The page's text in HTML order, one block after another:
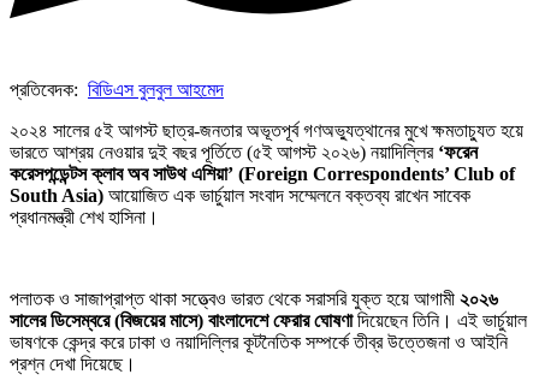
প্রতিবেদক: বিডিএস বুলবুল আহমেদ
২০২৪ সালের ৫ই আগস্ট ছাত্র-জনতার অভূতপূর্ব গণঅভ্যুত্থানের মুখে ক্ষমতাচ্যুত হয়ে
ভারতে আশ্রয় নেওয়ার দুই বছর পূর্তিতে (৫ই আগস্ট ২০২৬) নয়াদিল্লির ‘ফরেন
করেসপন্ডেন্টস ক্লাব অব সাউথ এশিয়া’ (Foreign Correspondents’ Club of
South Asia) আয়োজিত এক ভার্চুয়াল সংবাদ সম্মেলনে বক্তব্য রাখেন সাবেক
প্রধানমন্ত্রী শেখ হাসিনা।
পলাতক ও সাজাপ্রাপ্ত থাকা সত্ত্বেও ভারত থেকে সরাসরি যুক্ত হয়ে আগামী ২০২৬
সালের ডিসেম্বরে (বিজয়ের মাসে) বাংলাদেশে ফেরার ঘোষণাদিয়েছেন তিনি। এই ভার্চুয়াল
ভাষণকে কেন্দ্র করে ঢাকা ও নয়াদিল্লির কূটনৈতিক সম্পর্কে তীব্র উত্তেজনা ও আইনি
প্রশ্ন দেখা দিয়েছে।